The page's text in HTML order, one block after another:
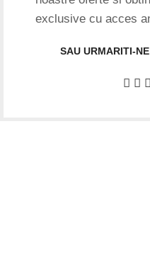
exclusive cu acces
SAU URMARITI-